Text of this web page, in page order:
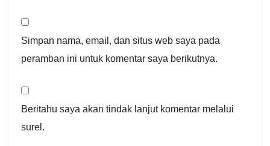
Simpan nama, email, dan situs web saya pada
peramban ini untuk komentar saya berikutnya.
Beritahu saya akan tindak lanjut komentar melalui
surel.